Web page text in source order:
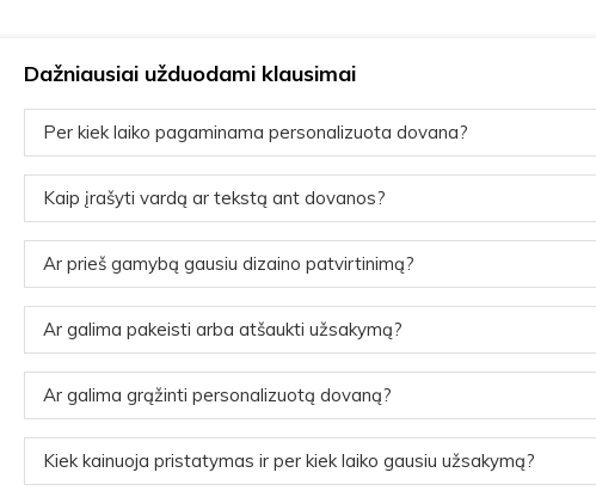
Dažniausiai užduodami klausimai
Per kiek laiko pagaminama personalizuota dovana?
Kaip įrašyti vardą ar tekstą ant dovanos?
Ar prieš gamybą gausiu dizaino patvirtinimą?
Ar galima pakeisti arba atšaukti užsakymą?
Ar galima grąžinti personalizuotą dovaną?
Kiek kainuoja pristatymas ir per kiek laiko gausiu užsakymą?